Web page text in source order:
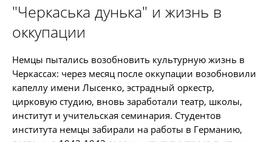
"Черкаська дунька" и жизнь в
оккупации
Немцы пытались возобновить культурную жизнь в
Черкассах: через месяц после оккупации возобновили
капеллу имени Лысенко, эстрадный оркестр,
цирковую студию, вновь заработали театр, школы,
институт и учительская семинария. Студентов
института немцы забирали на работы в Германию,